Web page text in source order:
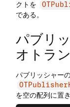
クトを
である。
パブリ
オトラ
パブリッシャー
を空の配列に置